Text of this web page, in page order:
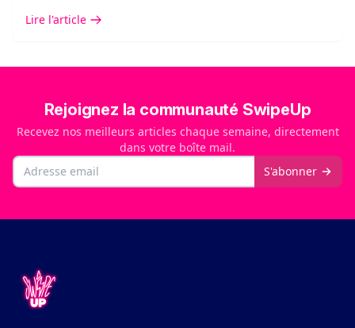
Lire l'article
Rejoignez la communauté SwipeUp
Recevez nos meilleurs articles chaque semaine, directement
dans votre boîte mail.
Email S'abonner